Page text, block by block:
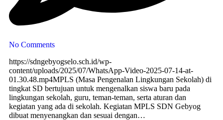
No Comments
https://sdngebyogselo.sch.id/wp-
content/uploads/2025/07/WhatsApp-Video-2025-07-14-at-
01.30.48.mp4MPLS (Masa Pengenalan Lingkungan Sekolah) di
tingkat SD bertujuan untuk mengenalkan siswa baru pada
lingkungan sekolah, guru, teman-teman, serta aturan dan
kegiatan yang ada di sekolah. Kegiatan MPLS SDN Gebyog
dibuat menyenangkan dan sesuai dengan…